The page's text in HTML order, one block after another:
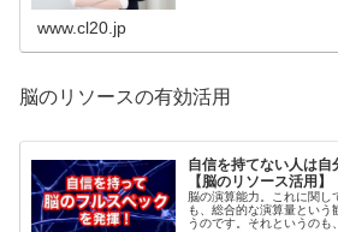
www.cl20.jp
脳のリソースの有効活用
自信を持てない人は自
【脳のリソース活用】
脳の演算能力。これに関し
も、総合的な演算量とい
うのです。それというのも